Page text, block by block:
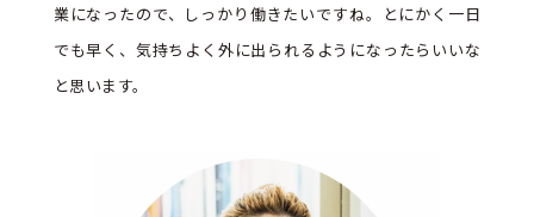
業になったので、しっかり働きたいですね。とにかく一日
でも早く、気持ちよく外に出られるようになったらいいな
と思います。